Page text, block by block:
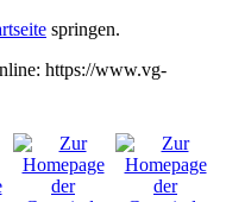
springen.
https://www.vg-